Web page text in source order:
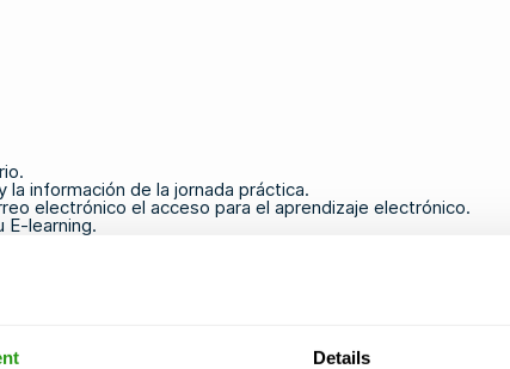
Details
información de la jornada práctica.
electrónico el acceso para el aprendizaje electrónico.
E-learning.
se ha completado con éxito.
Si ésta demuestra que no tienes la teoría, no podrás